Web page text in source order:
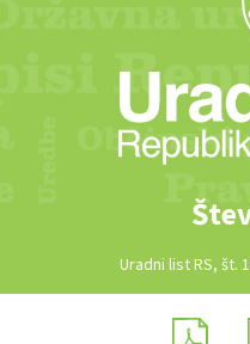
Uradni list RS, št.